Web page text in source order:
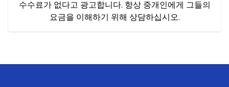
수수료가 없다고 광고합니다. 항상 중개인에게 그들의
요금을 이해하기 위해 상담하십시오.